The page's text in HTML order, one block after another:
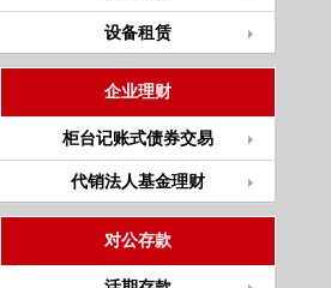
设备租赁
企业理财
柜台记账式债券交易
代销法人基金理财
对公存款